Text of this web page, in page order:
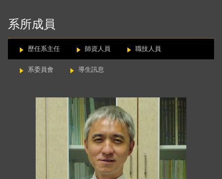
系所成員
歷任系主任 師資人員 職技人員
系委員會 導生訊息